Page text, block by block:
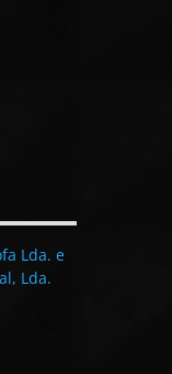
Lda. e
Lda.